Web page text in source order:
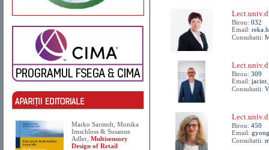
Marko Sarstedt, Monika
Imschloss & Susanne
Adler, Multisensory
Design of Retail
Birou: 032
Email:
Consultatii:
Birou: 309
Email:
Consultatii:
Birou: 450
Email:
Consultatii: